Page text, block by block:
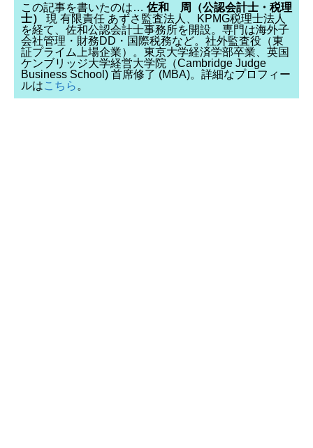
この記事を書いたのは… 佐和 周（公認会計士・税理
士）
現 有限責任 あずさ監査法人、KPMG税理士法人
を経て、佐和公認会計士事務所を開設。専門は海外子
会社管理・財務DD・国際税務など。社外監査役（東
証プライム上場企業）。東京大学経済学部卒業、英国
ケンブリッジ大学経営大学院（Cambridge Judge
Business School) 首席修了 (MBA)。詳細なプロフィー
ルはこちら 。